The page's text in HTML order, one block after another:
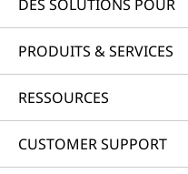
DES SOLUTIONS POUR
PRODUITS & SERVICES
RESSOURCES
CUSTOMER SUPPORT